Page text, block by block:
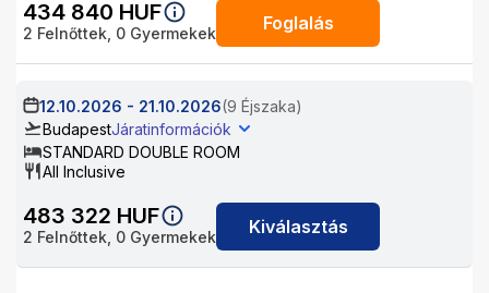
434 840 HUF
2 Felnőttek, 0 Gyermekek Foglalás
12.10.2026 - 21.10.2026(9 Éjszaka)
BudapestJáratinformációk
STANDARD DOUBLE ROOM
All Inclusive
483 322 HUF
2 Felnőttek, 0 Gyermekek Kiválasztás